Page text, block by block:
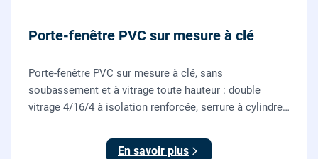
Porte-fenêtre PVC sur mesure à clé
Porte-fenêtre PVC sur mesure à clé, sans
soubassement et à vitrage toute hauteur : double
vitrage 4/16/4 à isolation renforcée, serrure à cylindre
En savoir plus